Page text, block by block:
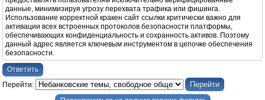
данные, минимизируя угрозу перехвата трафика или фишинга.
Использование корректной кракен сайт ссылки критически важно для
активации всех встроенных протоколов безопасности платформы,
обеспечивающих конфиденциальность и сохранность активов. Поэтому
данный адрес является ключевым инструментом в цепочке обеспечения
безопасности.
Ответить
Перейти: